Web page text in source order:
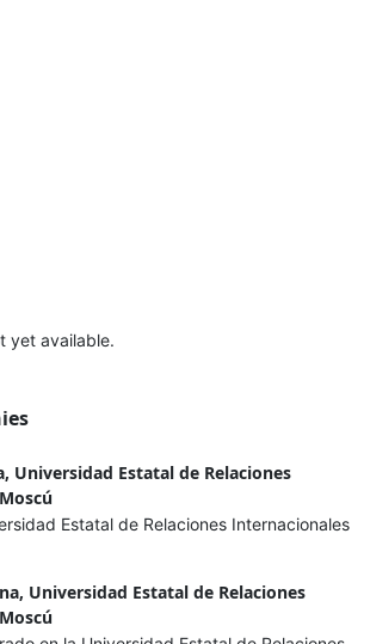
yet available.
Universidad Estatal de Relaciones
Estatal de Relaciones Internacionales
Universidad Estatal de Relaciones